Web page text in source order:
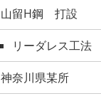
山留H鋼 打設
リーダレス工法
神奈川県某所